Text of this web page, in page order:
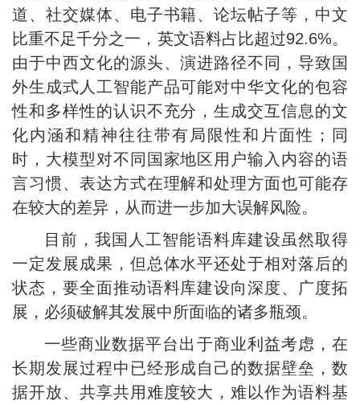
道、社交媒体、电子书籍、论坛帖子等，中文
比重不足千分之一，英文语料占比超过92.6%。
由于中西文化的源头、演进路径不同，导致国
外生成式人工智能产品可能对中华文化的包容
性和多样性的认识不充分，生成交互信息的文
化内涵和精神往往带有局限性和片面性；同
时，大模型对不同国家地区用户输入内容的语
言习惯、表达方式在理解和处理方面也可能存
在较大的差异，从而进一步加大误解风险。
目前，我国人工智能语料库建设虽然取得
一定发展成果，但总体水平还处于相对落后的
状态，要全面推动语料库建设向深度、广度拓
展，必须破解其发展中所面临的诸多瓶颈。
一些商业数据平台出于商业利益考虑，在
长期发展过程中已经形成自己的数据壁垒，数
据开放、共享共用难度较大，难以作为语料基